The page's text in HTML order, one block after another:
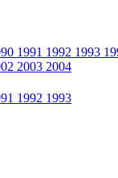
1991 1992 1993
2003 2004
1992 1993